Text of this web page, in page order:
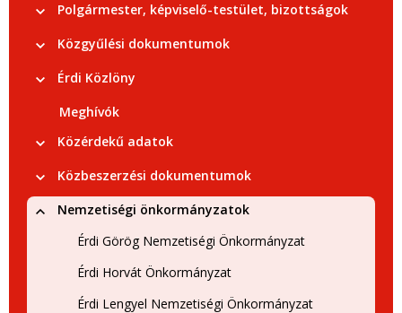
Polgármester, képviselő-testület, bizottságok
Közgyűlési dokumentumok
Érdi Közlöny
Meghívók
Közérdekű adatok
Közbeszerzési dokumentumok
Nemzetiségi önkormányzatok
Érdi Görög Nemzetiségi Önkormányzat
Érdi Horvát Önkormányzat
Érdi Lengyel Nemzetiségi Önkormányzat